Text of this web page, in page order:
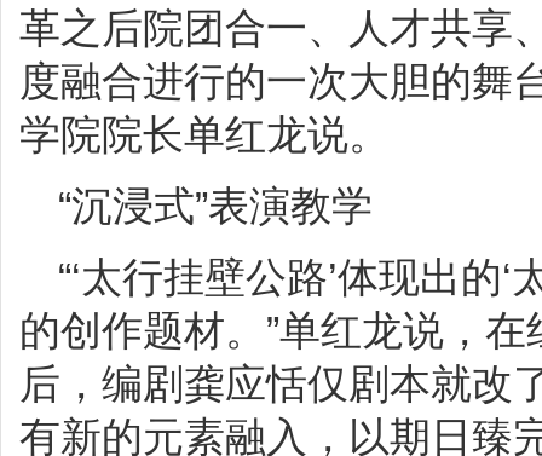
革之后院团合一、人才共享
度融合进行的一次大胆的舞
学院院长单红龙说。
“沉浸式”表演教学
“‘太行挂壁公路’体现出的
的创作题材。”单红龙说，
后，编剧龚应恬仅剧本就改
有新的元素融入，以期日臻